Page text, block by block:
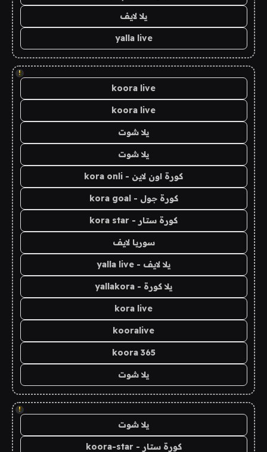
يلا لايف
yalla live
!
koora live
koora live
يلا شوت
يلا شوت
كورة اون لاين - kora onli
كورة جول - kora goal
كورة ستار - kora star
سوريا لايف
يلا لايف - yalla live
يلا كورة - yallakora
kora live
kooralive
koora 365
يلا شوت
!
يلا شوت
كورة ستار - koora-star